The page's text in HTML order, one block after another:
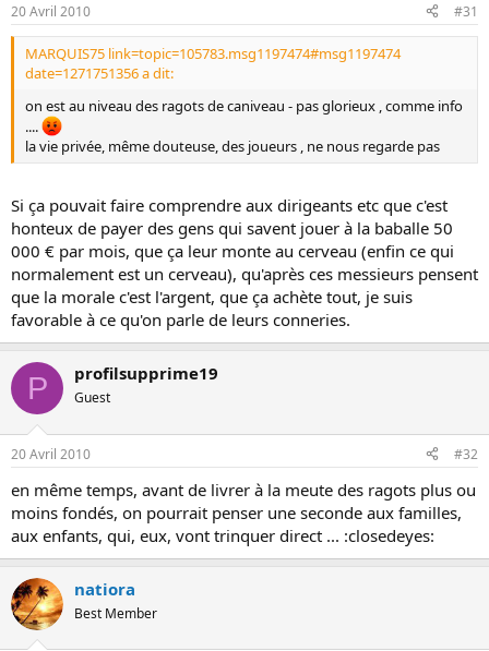
20 Avril 2010 #31
MARQUIS75 link=topic=105783.msg1197474#msg1197474
date=1271751356 a dit:
on est au niveau des ragots de caniveau - pas glorieux , comme info
....
la vie privée, même douteuse, des joueurs , ne nous regarde pas
Si ça pouvait faire comprendre aux dirigeants etc que c'est
honteux de payer des gens qui savent jouer à la baballe 50
000 € par mois, que ça leur monte au cerveau (enfin ce qui
normalement est un cerveau), qu'après ces messieurs pensent
que la morale c'est l'argent, que ça achète tout, je suis
favorable à ce qu'on parle de leurs conneries.
P profilsupprime19
Guest
20 Avril 2010 #32
en même temps, avant de livrer à la meute des ragots plus ou
moins fondés, on pourrait penser une seconde aux familles,
aux enfants, qui, eux, vont trinquer direct ... :closedeyes:
natiora
Best Member